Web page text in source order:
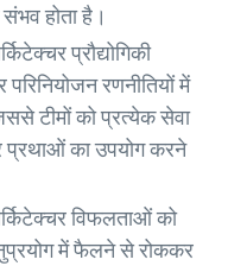
होता है।
प्रौद्योगिकी
रणनीतियों में
टीमों को प्रत्येक सेवा
प्रथाओं का उपयोग करने
विफलताओं को
में फैलने से रोककर